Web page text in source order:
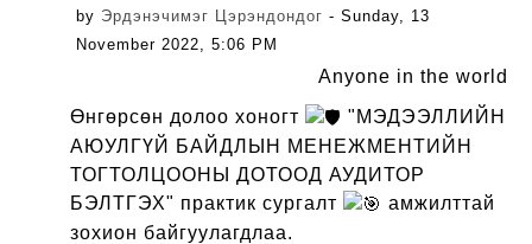
by Эрдэнэчимэг Цэрэндондог - Sunday, 13
November 2022, 5:06 PM
Anyone in the world
Өнгөрсөн долоо хоногт
"МЭДЭЭЛЛИЙН
АЮУЛГҮЙ БАЙДЛЫН МЕНЕЖМЕНТИЙН
ТОГТОЛЦООНЫ ДОТООД АУДИТОР
БЭЛТГЭХ" практик сургалт
амжилттай
зохион байгуулагдлаа.